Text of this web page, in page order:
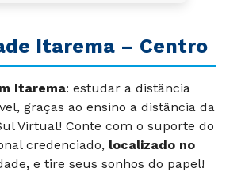
Itarema – Centro
Itarema: estudar a distância
graças ao ensino a distância da
Virtual! Conte com o suporte do
credenciado, localizado no
, e tire seus sonhos do papel!